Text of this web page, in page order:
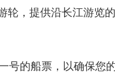
轮，提供沿长江游览
号的船票，以确保您